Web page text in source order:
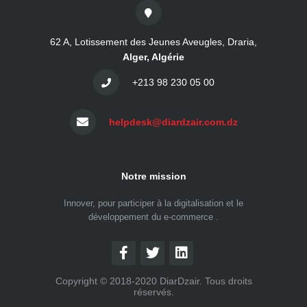
62 A, Lotissement des Jeunes Aveugles, Draria,
Alger, Algérie
+213 98 230 05 00
helpdesk@diardzair.com.dz
Notre mission
Innover, pour participer à la digitalisation et le
développement du e-commerce .
Copyright © 2018-2020 DiarDzair. Tous droits
réservés.